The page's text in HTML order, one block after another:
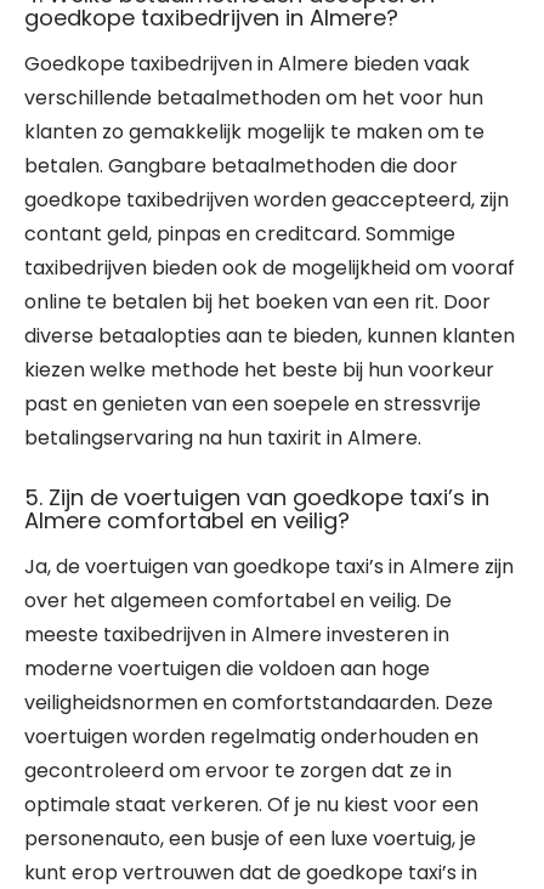
goedkope taxibedrijven in Almere?
Goedkope taxibedrijven in Almere bieden vaak
verschillende betaalmethoden om het voor hun
klanten zo gemakkelijk mogelijk te maken om te
betalen. Gangbare betaalmethoden die door
goedkope taxibedrijven worden geaccepteerd, zijn
contant geld, pinpas en creditcard. Sommige
taxibedrijven bieden ook de mogelijkheid om vooraf
online te betalen bij het boeken van een rit. Door
diverse betaalopties aan te bieden, kunnen klanten
kiezen welke methode het beste bij hun voorkeur
past en genieten van een soepele en stressvrije
betalingservaring na hun taxirit in Almere.
5. Zijn de voertuigen van goedkope taxi’s in
Almere comfortabel en veilig?
Ja, de voertuigen van goedkope taxi’s in Almere zijn
over het algemeen comfortabel en veilig. De
meeste taxibedrijven in Almere investeren in
moderne voertuigen die voldoen aan hoge
veiligheidsnormen en comfortstandaarden. Deze
voertuigen worden regelmatig onderhouden en
gecontroleerd om ervoor te zorgen dat ze in
optimale staat verkeren. Of je nu kiest voor een
personenauto, een busje of een luxe voertuig, je
kunt erop vertrouwen dat de goedkope taxi’s in